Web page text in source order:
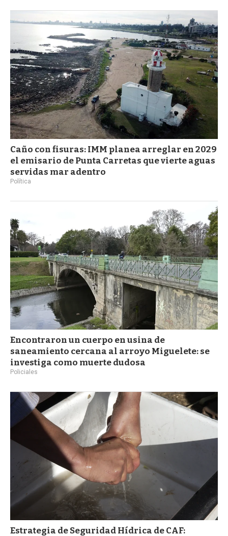
Caño con fisuras: IMM planea arreglar en 2029
el emisario de Punta Carretas que vierte aguas
servidas mar adentro
Política
Encontraron un cuerpo en usina de
saneamiento cercana al arroyo Miguelete: se
investiga como muerte dudosa
Policiales
Estrategia de Seguridad Hídrica de CAF: